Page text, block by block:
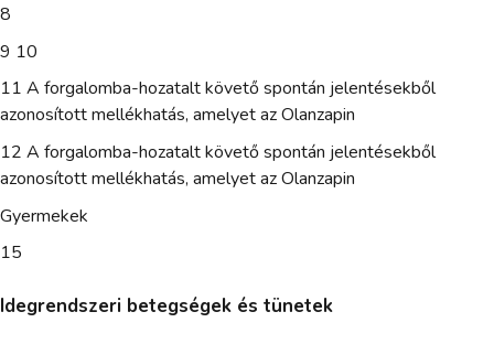
8
9 10
11 A forgalomba-hozatalt követő spontán jelentésekből
azonosított mellékhatás, amelyet az Olanzapin
12 A forgalomba-hozatalt követő spontán jelentésekből
azonosított mellékhatás, amelyet az Olanzapin
Gyermekek
15
Idegrendszeri betegségek és tünetek